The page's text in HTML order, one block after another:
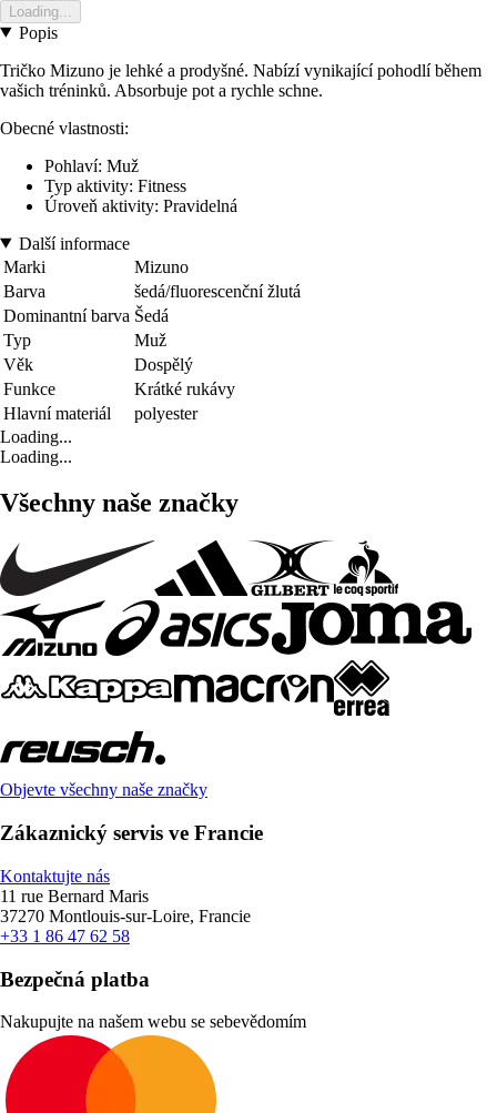
Loading...
Popis
Tričko Mizuno je lehké a prodyšné. Nabízí vynikající pohodlí během
vašich tréninků. Absorbuje pot a rychle schne.
Obecné vlastnosti:
Pohlaví: Muž
Typ aktivity: Fitness
Úroveň aktivity: Pravidelná
Další informace
Marki
Mizuno
Barva
šedá/fluorescenční žlutá
Dominantní barva Šedá
Typ
Muž
Věk
Dospělý
Funkce
Krátké rukávy
Hlavní materiál
polyester
Loading...
Loading...
Všechny naše značky
Objevte všechny naše značky
Zákaznický servis ve Francie
Kontaktujte nás
11 rue Bernard Maris
37270 Montlouis-sur-Loire, Francie
+33 1 86 47 62 58
Bezpečná platba
Nakupujte na našem webu se sebevědomím